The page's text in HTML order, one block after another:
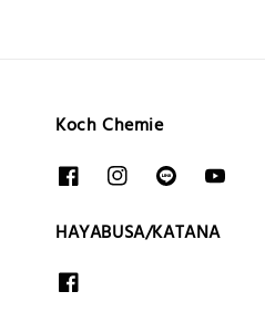
Koch Chemie
HAYABUSA/KATANA